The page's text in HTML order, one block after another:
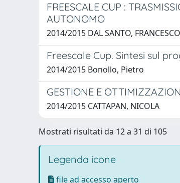
FREESCALE CUP :
AUTONOMO
2014/2015 DAL SANTO, FRANCESCO
Freescale Cup. Sintesi sul
2014/2015 Bonollo, Pietro
GESTIONE E
2014/2015 CATTAPAN, NICOLA
Mostrati risultati da 12 a 31 di 105
Legenda icone
file ad accesso aperto